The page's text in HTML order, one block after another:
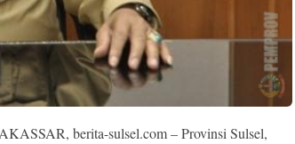
berita-sulsel.com – Provinsi Sulsel,